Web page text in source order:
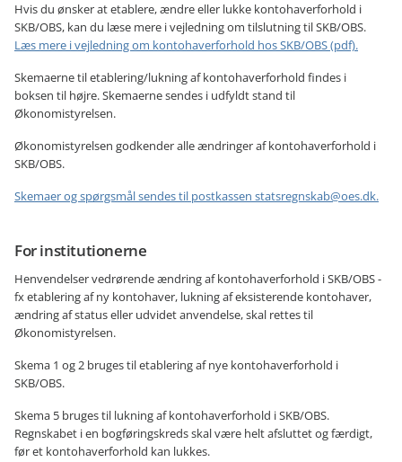
Hvis du ønsker at etablere, ændre eller lukke kontohaverforhold i
SKB/OBS, kan du læse mere i vejledning om tilslutning til SKB/OBS.
Læs mere i vejledning om kontohaverforhold hos SKB/OBS (pdf).
Skemaerne til etablering/lukning af kontohaverforhold findes i
boksen til højre. Skemaerne sendes i udfyldt stand til
Økonomistyrelsen.
Økonomistyrelsen godkender alle ændringer af kontohaverforhold i
SKB/OBS.
Skemaer og spørgsmål sendes til postkassen statsregnskab@oes.dk.
For institutionerne
Henvendelser vedrørende ændring af kontohaverforhold i SKB/OBS -
fx etablering af ny kontohaver, lukning af eksisterende kontohaver,
ændring af status eller udvidet anvendelse, skal rettes til
Økonomistyrelsen.
Skema 1 og 2 bruges til etablering af nye kontohaverforhold i
SKB/OBS.
Skema 5 bruges til lukning af kontohaverforhold i SKB/OBS.
Regnskabet i en bogføringskreds skal være helt afsluttet og færdigt,
før et kontohaverforhold kan lukkes.